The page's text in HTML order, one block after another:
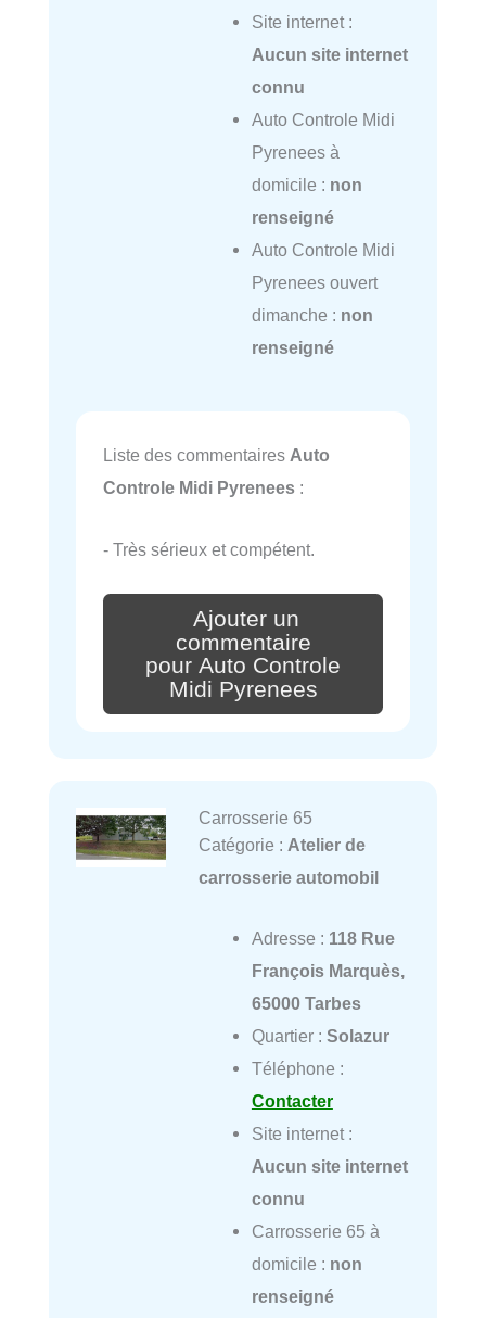
Site internet :
Aucun site internet
connu
Auto Controle Midi
Pyrenees à
domicile : non
renseigné
Auto Controle Midi
Pyrenees ouvert
dimanche : non
renseigné
Liste des commentaires Auto
Controle Midi Pyrenees :
- Très sérieux et compétent.
Ajouter un
commentaire
pour Auto Controle
Midi Pyrenees
Carrosserie 65
Catégorie : Atelier de
carrosserie automobil
Adresse : 118 Rue
François Marquès,
65000 Tarbes
Quartier : Solazur
Téléphone :
Contacter
Site internet :
Aucun site internet
connu
Carrosserie 65 à
domicile : non
renseigné